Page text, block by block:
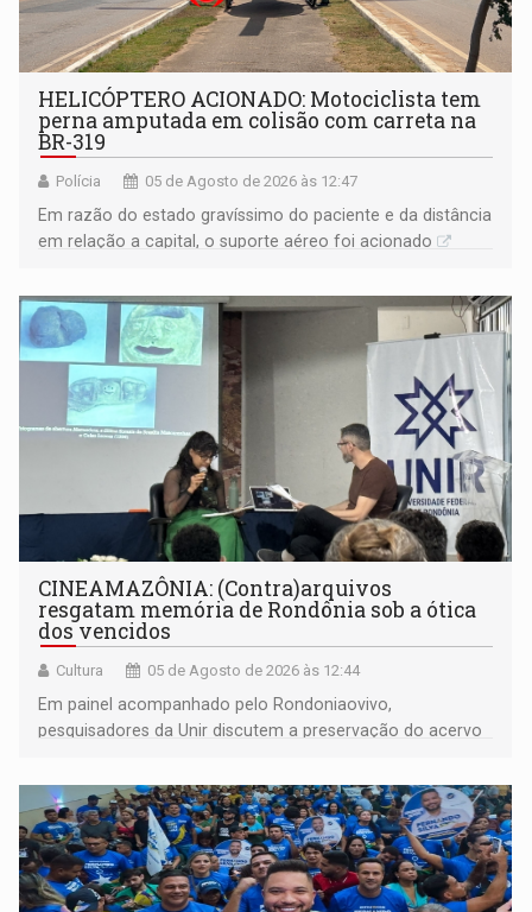
HELICÓPTERO ACIONADO: Motociclista tem
perna amputada em colisão com carreta na
BR-319
Polícia 05 de Agosto de 2026 às 12:47
Em razão do estado gravíssimo do paciente e da distância
em relação a capital, o suporte aéreo foi acionado
CINEAMAZÔNIA: (Contra)arquivos
resgatam memória de Rondônia sob a ótica
dos vencidos
Cultura 05 de Agosto de 2026 às 12:44
Em painel acompanhado pelo Rondoniaovivo,
pesquisadores da Unir discutem a preservação do acervo
memória como bússola para o futuro